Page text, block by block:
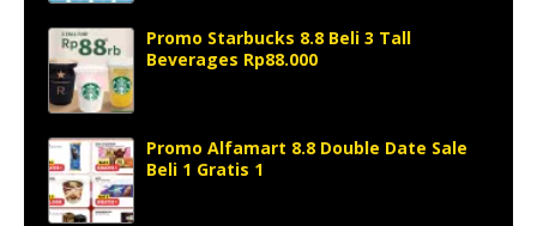
Promo Starbucks 8.8 Beli 3 Tall
Beverages Rp88.000
Promo Alfamart 8.8 Double Date Sale
Beli 1 Gratis 1